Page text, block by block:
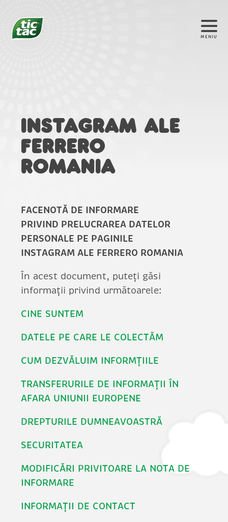
MENIU
INSTAGRAM ALE
FERRERO
ROMANIA
FACENOTĂ DE INFORMARE
PRIVIND PRELUCRAREA DATELOR
PERSONALE PE PAGINILE
INSTAGRAM ALE FERRERO ROMANIA
În acest document, puteți găsi
informații privind următoarele:
CINE SUNTEM
DATELE PE CARE LE COLECTĂM
CUM DEZVĂLUIM INFORMȚIILE
TRANSFERURILE DE INFORMAȚII ÎN
AFARA UNIUNII EUROPENE
DREPTURILE DUMNEAVOASTRĂ
SECURITATEA
MODIFICĂRI PRIVITOARE LA NOTA DE
INFORMARE
INFORMAȚII DE CONTACT